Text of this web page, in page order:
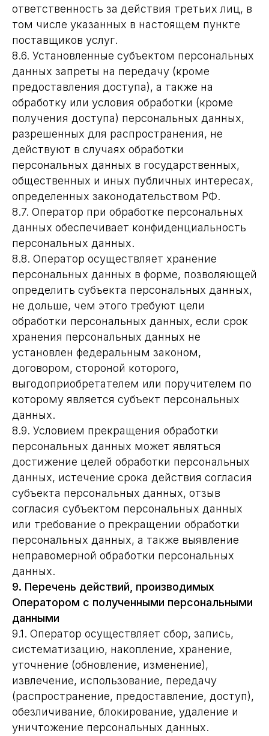
ответственность за действия третьих лиц, в
том числе указанных в настоящем пункте
поставщиков услуг.
8.6. Установленные субъектом персональных
данных запреты на передачу (кроме
предоставления доступа), а также на
обработку или условия обработки (кроме
получения доступа) персональных данных,
разрешенных для распространения, не
действуют в случаях обработки
персональных данных в государственных,
общественных и иных публичных интересах,
определенных законодательством РФ.
8.7. Оператор при обработке персональных
данных обеспечивает конфиденциальность
персональных данных.
8.8. Оператор осуществляет хранение
персональных данных в форме, позволяющей
определить субъекта персональных данных,
не дольше, чем этого требуют цели
обработки персональных данных, если срок
хранения персональных данных не
установлен федеральным законом,
договором, стороной которого,
выгодоприобретателем или поручителем по
которому является субъект персональных
данных.
8.9. Условием прекращения обработки
персональных данных может являться
достижение целей обработки персональных
данных, истечение срока действия согласия
субъекта персональных данных, отзыв
согласия субъектом персональных данных
или требование о прекращении обработки
персональных данных, а также выявление
неправомерной обработки персональных
данных.
9. Перечень действий, производимых
Оператором с полученными персональными
данными
9.1. Оператор осуществляет сбор, запись,
систематизацию, накопление, хранение,
уточнение (обновление, изменение),
извлечение, использование, передачу
(распространение, предоставление, доступ),
обезличивание, блокирование, удаление и
уничтожение персональных данных.